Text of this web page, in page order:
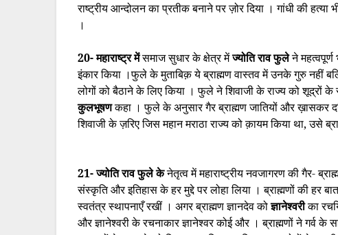
राष्ट्रीय आन्दोलन का प्रतीक बनाने पर ज़ोर दिया । गांधी की
।
20- महाराष्ट्र मेंसमाज सुधार के क्षेत्र मेंज्योति राव फुलेने
इंकार किया ।फुले के मुताबिक़ ये ब्राह्मण वास्तव में उनके गुरु नहीं
लोगों को बैठाने के लिए किया । फुले ने शिवाजी के राज्य को शूद्रों
कुलभूषणकहा । फुले के अनुसार गैर ब्राह्मण जातियों और ख़ासकर
शिवाजी के ज़रिए जिस महान मराठा राज्य को क़ायम किया था, उसे
21- ज्योति राव फुले केनेतृत्व में महाराष्ट्रीय नवजागरण की गैर-
संस्कृति और इतिहास के हर मुद्दे पर लोहा लिया । ब्राह्मणों की हर
स्वतंत्र स्थापनाएँ रखीं । अगर ब्राह्मण ज्ञानदेव कोज्ञानेश्वरीका
और ज्ञानेश्वरी के रचनाकार ज्ञानेश्वर कोई और । ब्राह्मणों ने गर्व के